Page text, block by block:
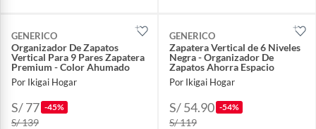
GENERICO
Organizador De Zapatos
Vertical Para 9 Pares Zapatera
Premium - Color Ahumado
Por Ikigai Hogar
S/ 77 -45%
S/ 139
GENERICO
Zapatera Vertical de 6 Niveles
Negra - Organizador De
Zapatos Ahorra Espacio
Por Ikigai Hogar
S/ 54.90 -54%
S/ 119